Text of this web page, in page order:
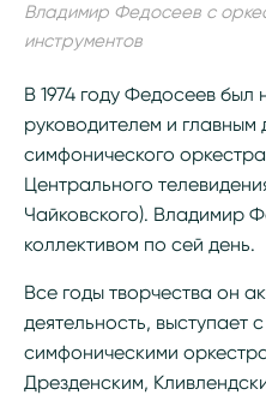
Владимир Федосеев с
инструментов
В 1974 году Федосеев был
руководителем и
симфонического
Центрального
Чайковского). Владимир
коллективом по сей день.
Все годы творчества он
деятельность, выступает
симфоническими
Дрезденским,